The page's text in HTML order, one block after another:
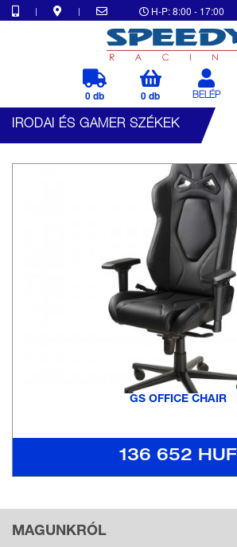
| | H-P: 8:00 - 17:00
0 db 0 db BELÉP
IRODAI ÉS GAMER SZÉKEK
GS OFFICE CHAIR
136 652 HUF
MAGUNKRÓL